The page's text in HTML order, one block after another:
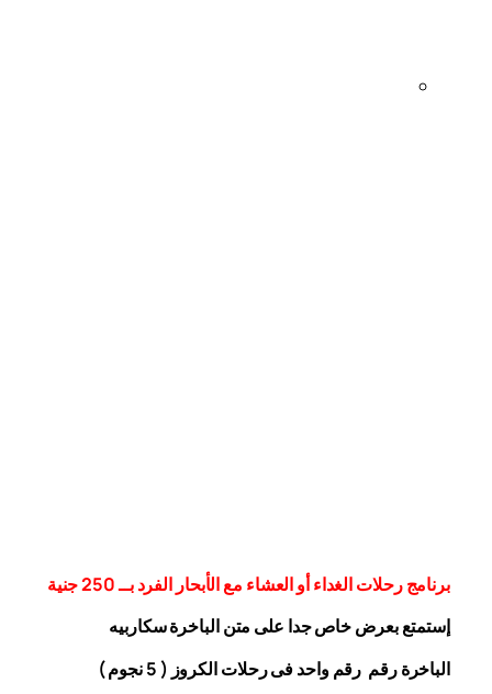
برنامج رحلات الغداء أو العشاء مع الأبحار الفرد بــ 250 جنية
إستمتع بعرض خاص جدا على متن الباخرةسكاربيه
الباخرة رقم رقم واحد فى رحلات الكروز ( 5 نجوم )